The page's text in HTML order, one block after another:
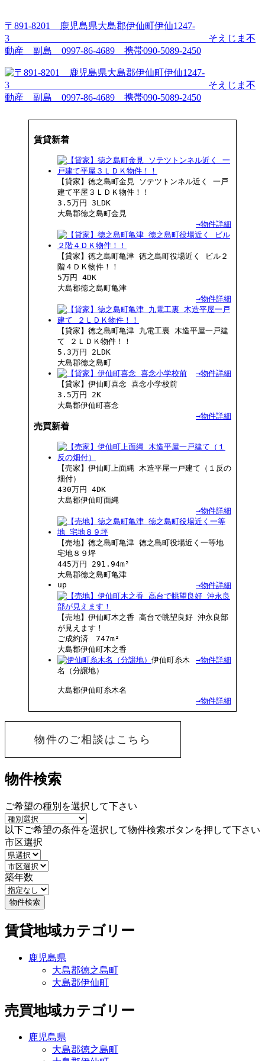
ン
テ
ン
へ
ス
キ
〒891-8201 鹿児島県大島郡伊仙町伊仙1247-
3 そえじま不
動産 副島 0997-86-4689 携帯090-5089-2450
賃貸新着
【貸家】徳之島町金見 ソテツトンネル近く 一戸
建て平屋３ＬＤＫ物件！！
3.5万円 3LDK
大島郡徳之島町金見
→物件詳細
【貸家】徳之島町亀津 徳之島町役場近く ビル２
階４ＤＫ物件！！
5万円 4DK
大島郡徳之島町亀津
→物件詳細
【貸家】徳之島町亀津 九電工裏 木造平屋一戸建
て ２ＬＤＫ物件！！
5.3万円 2LDK
大島郡徳之島町
→物件詳細
【貸家】伊仙町喜念 喜念小学校前
3.5万円 2K
大島郡伊仙町喜念
→物件詳細
売買新着
【売家】伊仙町上面縄 木造平屋一戸建て（１反の
畑付）
430万円 4DK
大島郡伊仙町面縄
→物件詳細
【売地】徳之島町亀津 徳之島町役場近く一等地
宅地８９坪
445万円 291.94m²
大島郡徳之島町亀津
→物件詳細
up
【売地】伊仙町木之香 高台で眺望良好 沖永良部
が見えます！
ご成約済 747m²
大島郡伊仙町木之香
→物件詳細
伊仙町糸木
名（分譲地）
大島郡伊仙町糸木名
→物件詳細
物件のご相談はこちら
物件検索
ご希望の種別を選択して下さい
以下ご希望の条件を選択して物件検索ボタンを押して下さい
市区選択
築年数
賃貸地域カテゴリー
鹿児島県
大島郡徳之島町
大島郡伊仙町
売買地域カテゴリー
鹿児島県
大島郡徳之島町